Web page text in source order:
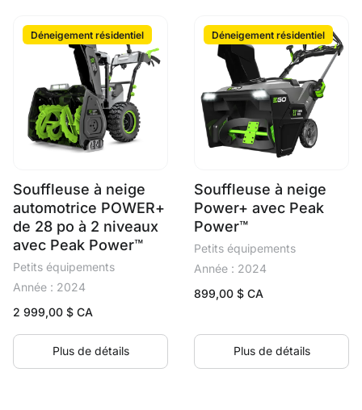
Déneigement résidentiel
Souffleuse à neige
automotrice POWER+
de 28 po à 2 niveaux
avec Peak Power™
Petits équipements
Année : 2024
2 999,00 $ CA
Plus de détails
Déneigement résidentiel
Souffleuse à neige
Power+ avec Peak
Power™
Petits équipements
Année : 2024
899,00 $ CA
Plus de détails